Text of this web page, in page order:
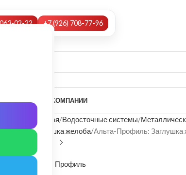
02-22 +7 (926) 708-77-96
О КОМПАНИИ
Главная Водосточные системы
Заглушка желоба Альта-Профиль:
Альта-Профиль